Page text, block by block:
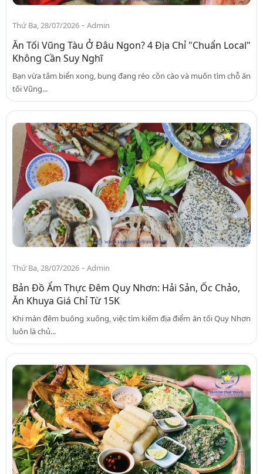
Thứ Ba, 28/07/2026 - Admin
Ăn Tối Vũng Tàu Ở Đâu Ngon? 4 Địa Chỉ "Chuẩn Local"
Không Cần Suy Nghĩ
Bạn vừa tắm biển xong, bụng đang réo cồn cào và muốn tìm chỗ ăn
tối Vũng...
Thứ Ba, 28/07/2026 - Admin
Bản Đồ Ẩm Thực Đêm Quy Nhơn: Hải Sản, Ốc Chảo,
Ăn Khuya Giá Chỉ Từ 15K
Khi màn đêm buông xuống, việc tìm kiếm địa điểm ăn tối Quy Nhơn
luôn là chủ...